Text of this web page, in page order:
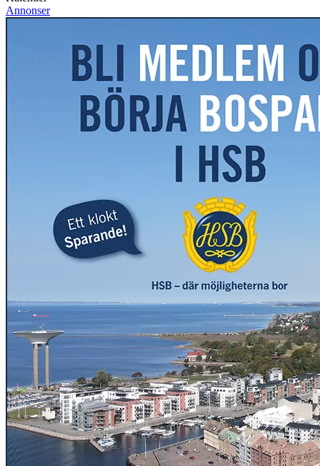
Annonser